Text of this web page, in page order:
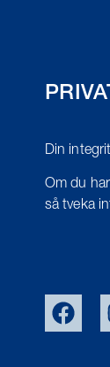
Din
Om du
så tveka